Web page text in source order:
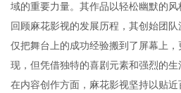
域的重要力量。其作品以轻松幽默的
回顾麻花影视的发展历程，其创始团
仅把舞台上的成功经验搬到了屏幕上
现，但凭借独特的喜剧元素和强烈的
在内容创作方面，麻花影视坚持以贴